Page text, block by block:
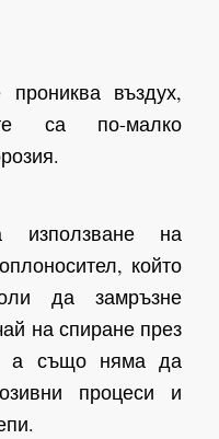
въздух,
са по-малко
използване на
който
да замръзне
на спиране през
а също няма да
процеси и